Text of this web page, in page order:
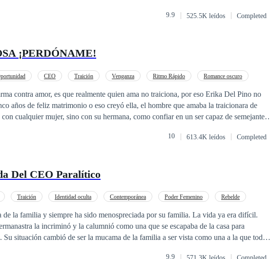
fácil para que Samantha les explicara a sus hijos la ausencia de un padre.A los
durante mucho tiempo, la Ciudad de Braeton. Sabía que estaba destinada a
día, sus gemelos se acercaron a ella con ojos brillantes y le dijeron: "¡Mami!
de la ciudad.
9.9 525.5K leídos Completed
¡PERDÓNAME!
CEO Traición Venganza Ritmo Rápido Romance oscuro
por eso Erika Del Pino no
años de feliz matrimonio o eso creyó ella, el hombre que amaba la traicionara de
cualquier mujer, sino con su hermana, como confiar en un ser capaz de semejante
es que ni siquiera tener el hijo que tanto anheló llenó el vacío de haberla perdido,
10 613.4K leídos Completed
Del CEO Paralítico
Traición Identidad oculta Contemporánea Poder Femenino
Rebelde
de la familia y siempre ha sido menospreciada por su familia. La vida ya era difícil.
la incriminó y la calumnió como una que se escapaba de la casa para
Su situación cambió de ser la mucama de la familia a ser vista como una a la que todos
9.9